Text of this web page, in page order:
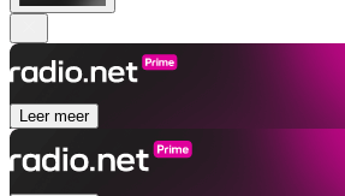
Leer meer